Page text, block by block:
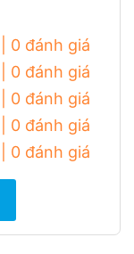
| 0 đánh giá
| 0 đánh giá
| 0 đánh giá
| 0 đánh giá
| 0 đánh giá